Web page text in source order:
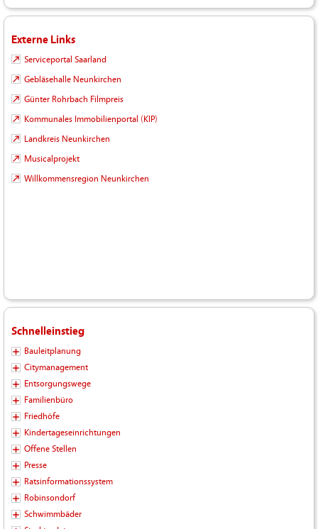
Externe Links
Serviceportal Saarland
Gebläsehalle Neunkirchen
Günter Rohrbach Filmpreis
Kommunales Immobilienportal (KIP)
Landkreis Neunkirchen
Musicalprojekt
Willkommensregion Neunkirchen
Schnelleinstieg
Bauleitplanung
Citymanagement
Entsorgungswege
Familienbüro
Friedhöfe
Kindertageseinrichtungen
Offene Stellen
Presse
Ratsinformationssystem
Robinsondorf
Schwimmbäder